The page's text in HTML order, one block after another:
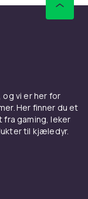
og vi er her for
Her finner du et
gaming, leker
til kjæledyr.